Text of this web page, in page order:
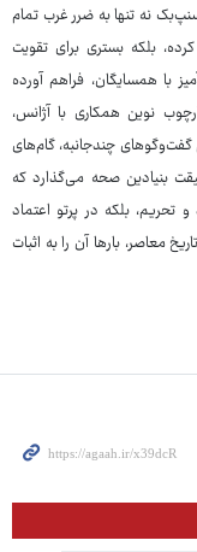
نه تنها به ضرر غرب تمام
بلکه بستری برای تقویت
با همسایگان، فراهم آورده
نوین همکاری با آژانس،
چندجانبه، گام‌های
بنیادین صحه می‌گذارد که
تحریم، بلکه در پرتو اعتماد
معاصر، بارها آن را به اثبات